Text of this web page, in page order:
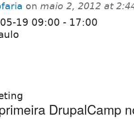
on maio 2, 2012 at
19 09:00 - 17:00
DrupalCamp